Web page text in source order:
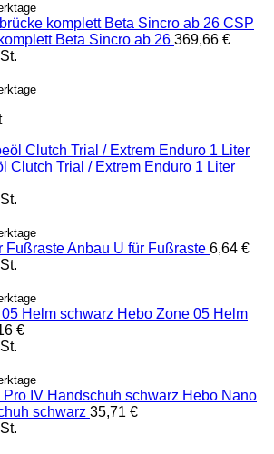
CSP
Beta Sincro ab 26 369,66 €
Clutch Trial / Extrem Enduro 1 Liter
Anbau U für Fußraste 6,64 €
Hebo Zone 05 Helm
€
Hebo Nano
schwarz 35,71 €